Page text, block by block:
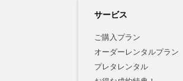
サービス
ご購入プラン
オーダーレンタルプラン
プレタレンタル